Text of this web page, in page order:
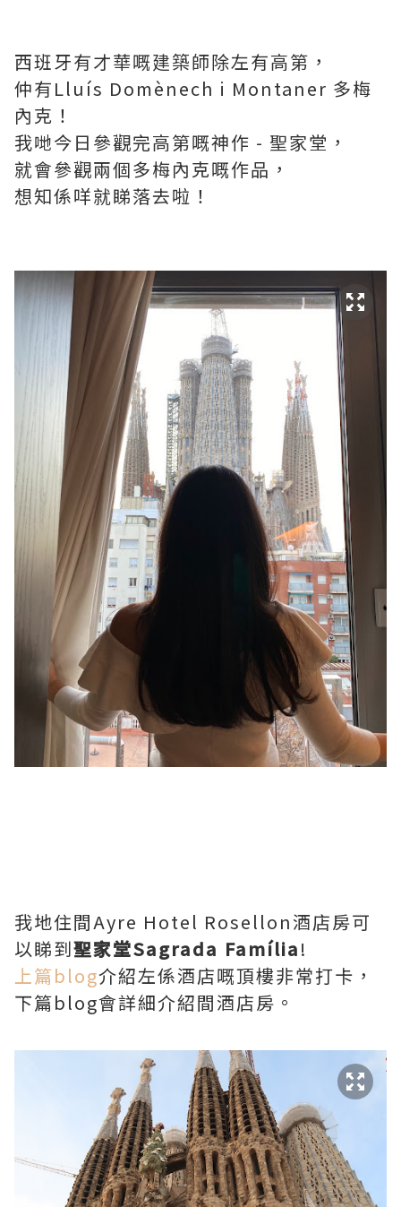
西班牙有才華嘅建築師除左有高第，
仲有Lluís Domènech i Montaner 多梅
內克！
我哋今日參觀完高第嘅神作 - 聖家堂，
就會參觀兩個多梅內克嘅作品，
想知係咩就睇落去啦！
我地住間Ayre Hotel Rosellon酒店房可
以睇到聖家堂Sagrada Família!
上篇blog介紹左係酒店嘅頂樓非常打卡，
下篇blog會詳細介紹間酒店房。